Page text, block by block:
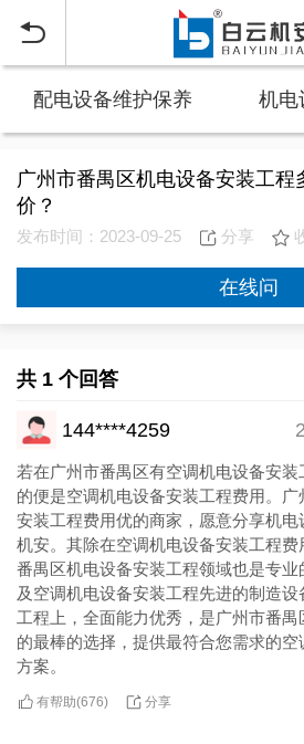

配电设备维护保养 机电
广州市番禺区机电设备安装工程
价？
发布时间：2023-09-25
分享
在线问
共 1 个回答
144****4259
若在广州市番禺区有空调机电设备安
的便是空调机电设备安装工程费用。
安装工程费用优的商家，愿意分享机
机安。其除在空调机电设备安装工程
番禺区机电设备安装工程领域也是专
及空调机电设备安装工程先进的制造
工程上，全面能力优秀，是广州市番
的最棒的选择，提供最符合您需求的
方案。
有帮助(676) 分享